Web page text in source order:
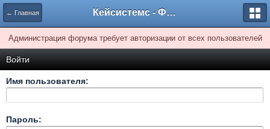
← Главная Кейсистемс - Форумы
Администрация форума требует авторизации от всех пользователей
Войти
Имя пользователя:
Пароль: